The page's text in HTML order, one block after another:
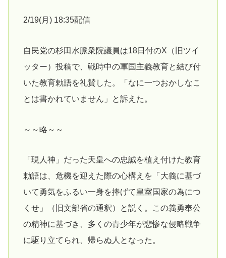
2/19(月) 18:35配信
自民党の杉田水脈衆院議員は18日付のX（旧ツイ
ッター）投稿で、戦時中の軍国主義教育と結び付
いた教育勅語を礼賛した。「なに一つおかしなこ
とは書かれていません」と訴えた。
～～略～～
「現人神」だった天皇への忠誠を植え付けた教育
勅語は、危機を迎えた際の心構えを「大義に基づ
いて勇気をふるい一身を捧げて皇室国家の為につ
くせ」（旧文部省の通釈）と説く。この義勇奉公
の精神に基づき、多くの青少年が悲惨な侵略戦争
に駆り立てられ、帰らぬ人となった。